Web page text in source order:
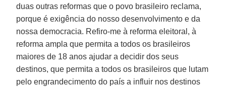
duas outras reformas que o povo brasileiro reclama,
porque é exigência do nosso desenvolvimento e da
nossa democracia. Refiro-me à reforma eleitoral, à
reforma ampla que permita a todos os brasileiros
maiores de 18 anos ajudar a decidir dos seus
destinos, que permita a todos os brasileiros que lutam
pelo engrandecimento do país a influir nos destinos